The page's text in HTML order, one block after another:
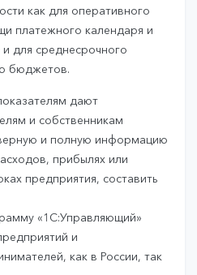
как для оперативного
платежного календаря и
и для среднесрочного
бюджетов.
дают
и собственникам
и полную информацию
прибылях или
предприятия, составить
«1С:Управляющий»
и
как в России, так